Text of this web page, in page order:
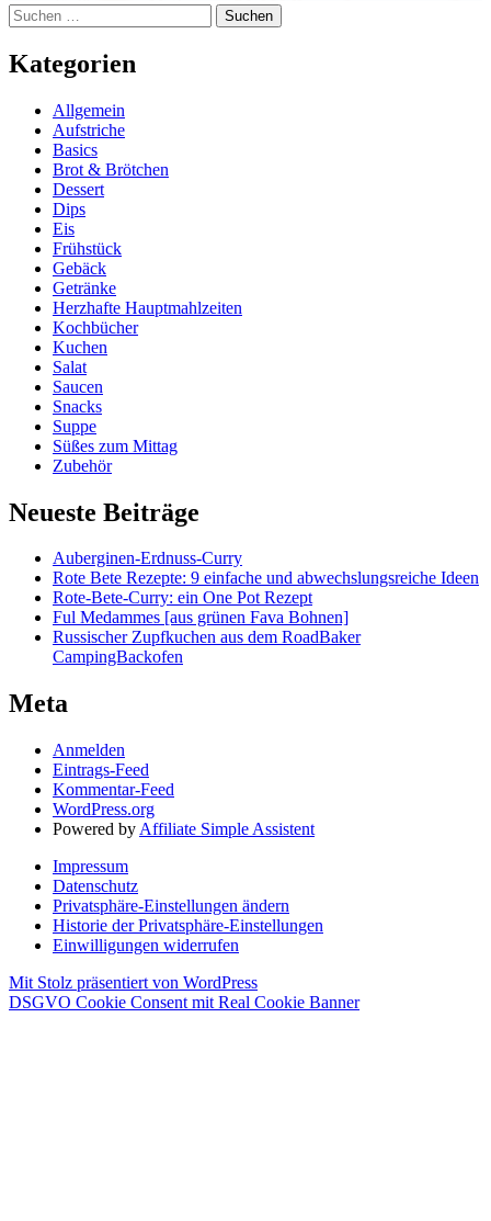
Suchen
nach:
Kategorien
Allgemein
Aufstriche
Basics
Brot & Brötchen
Dessert
Dips
Eis
Frühstück
Gebäck
Getränke
Herzhafte Hauptmahlzeiten
Kochbücher
Kuchen
Salat
Saucen
Snacks
Suppe
Süßes zum Mittag
Zubehör
Neueste Beiträge
Auberginen-Erdnuss-Curry
Rote Bete Rezepte: 9 einfache und abwechslungsreiche Ideen
Rote-Bete-Curry: ein One Pot Rezept
Ful Medammes [aus grünen Fava Bohnen]
Russischer Zupfkuchen aus dem RoadBaker
CampingBackofen
Meta
Anmelden
Eintrags-Feed
Kommentar-Feed
WordPress.org
Powered by Affiliate Simple Assistent
Impressum
Datenschutz
Privatsphäre-Einstellungen ändern
Historie der Privatsphäre-Einstellungen
Einwilligungen widerrufen
Mit Stolz präsentiert von WordPress
DSGVO Cookie Consent mit Real Cookie Banner